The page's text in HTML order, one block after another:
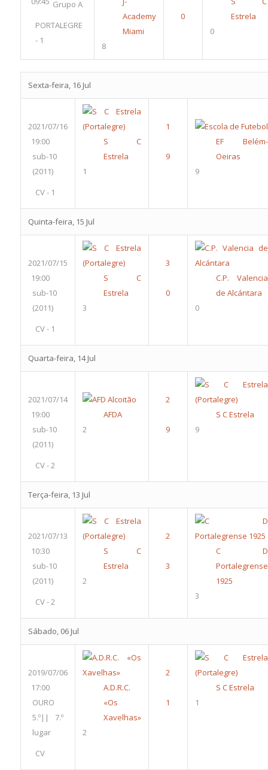
Grupo A
PORTALEGRE
- 1
Academy
Miami
8
Estrela
0
Sexta-feira, 16 Jul
2021/07/16
19:00
sub-10
(2011)
CV - 1
S C
Estrela
1
EF Belém-
Oeiras
9
Quinta-feira, 15 Jul
2021/07/15
19:00
sub-10
(2011)
CV - 1
S C
Estrela
3
C.P. Valencia
de Alcántara
0
Quarta-feira, 14 Jul
2021/07/14
19:00
sub-10
(2011)
CV - 2
AFDA
2
S C Estrela
9
Terça-feira, 13 Jul
2021/07/13
10:30
sub-10
(2011)
CV - 2
S C
Estrela
2
C D
Portalegrense
1925
3
Sábado, 06 Jul
2019/07/06
17:00
OURO
5.º|| 7.º
lugar
CV
A.D.R.C.
«Os
Xavelhas»
2
S C Estrela
1